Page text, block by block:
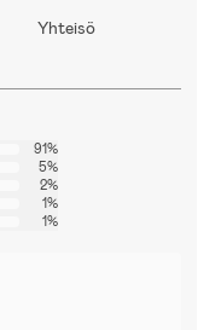
Yhteisö
91%
5%
2%
1%
1%